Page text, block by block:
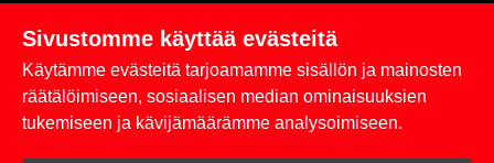
Linkit
Rekisteriseloste
Sivustomme käyttää evästeitä
Käytämme evästeitä tarjoamamme sisällön ja mainosten
räätälöimiseen, sosiaalisen median ominaisuuksien
tukemiseen ja kävijämäärämme analysoimiseen.